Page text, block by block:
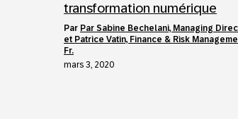
transformation numérique
par Par Sabine Bechelani, Managing
et Patrice Vatin, Finance & Risk
Fr.
mars 3, 2020